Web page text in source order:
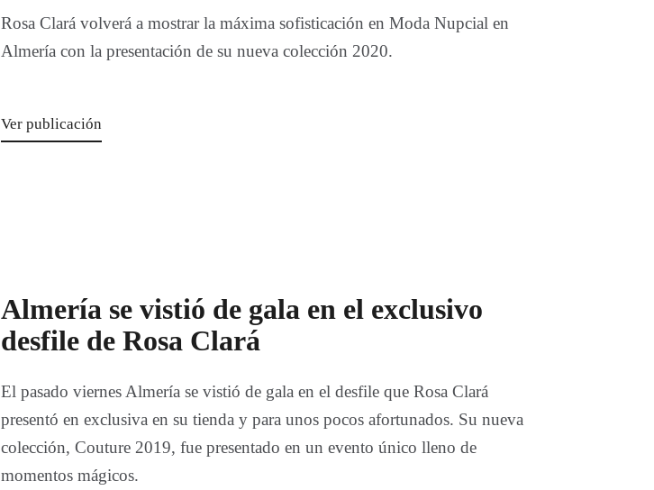
Rosa Clará volverá a mostrar la máxima sofisticación en Moda Nupcial en
Almería con la presentación de su nueva colección 2020.
Ver publicación
Almería se vistió de gala en el exclusivo
desfile de Rosa Clará
El pasado viernes Almería se vistió de gala en el desfile que Rosa Clará
presentó en exclusiva en su tienda y para unos pocos afortunados. Su nueva
colección, Couture 2019, fue presentado en un evento único lleno de
momentos mágicos.